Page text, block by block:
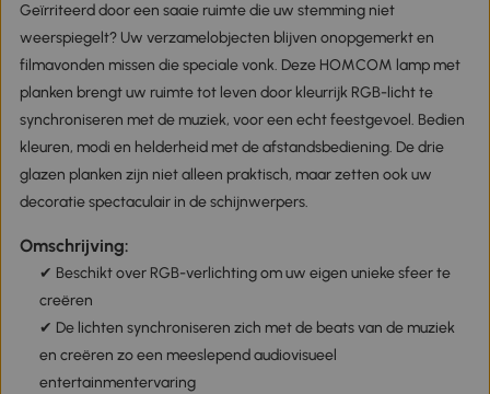
Geïrriteerd door een saaie ruimte die uw stemming niet
weerspiegelt? Uw verzamelobjecten blijven onopgemerkt en
filmavonden missen die speciale vonk. Deze HOMCOM lamp met
planken brengt uw ruimte tot leven door kleurrijk RGB-licht te
synchroniseren met de muziek, voor een echt feestgevoel. Bedien
kleuren, modi en helderheid met de afstandsbediening. De drie
glazen planken zijn niet alleen praktisch, maar zetten ook uw
decoratie spectaculair in de schijnwerpers.
Omschrijving:
✔ Beschikt over RGB-verlichting om uw eigen unieke sfeer te
creëren
✔ De lichten synchroniseren zich met de beats van de muziek
en creëren zo een meeslepend audiovisueel
entertainmentervaring